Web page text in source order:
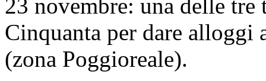
23 novembre: una delle
Cinquanta per dare alloggi
(zona Poggioreale).